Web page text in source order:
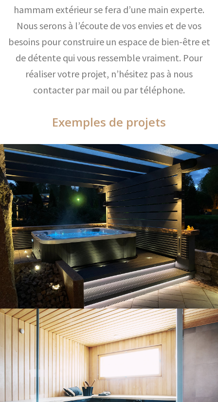
hammam extérieur se fera d’une main experte.
Nous serons à l’écoute de vos envies et de vos
besoins pour construire un espace de bien-être et
de détente qui vous ressemble vraiment. Pour
réaliser votre projet, n’hésitez pas à nous
contacter par mail ou par téléphone.
Exemples de projets
Exemples de projets
Exemples de projets